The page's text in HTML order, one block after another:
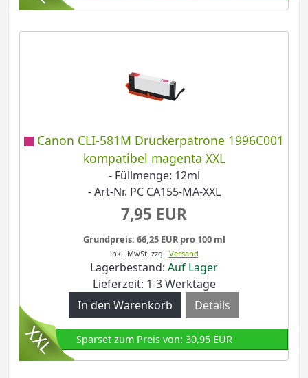
Canon CLI-581M Druckerpatrone 1996C001
kompatibel magenta XXL
- Füllmenge: 12ml
- Art-Nr. PC CA155-MA-XXL
7,95 EUR
Grundpreis: 66,25 EUR pro 100 ml
inkl. MwSt. zzgl. Versand
Lagerbestand: Auf Lager
Lieferzeit: 1-3 Werktage
Details
Sparset zum Preis von: 30,95 EUR